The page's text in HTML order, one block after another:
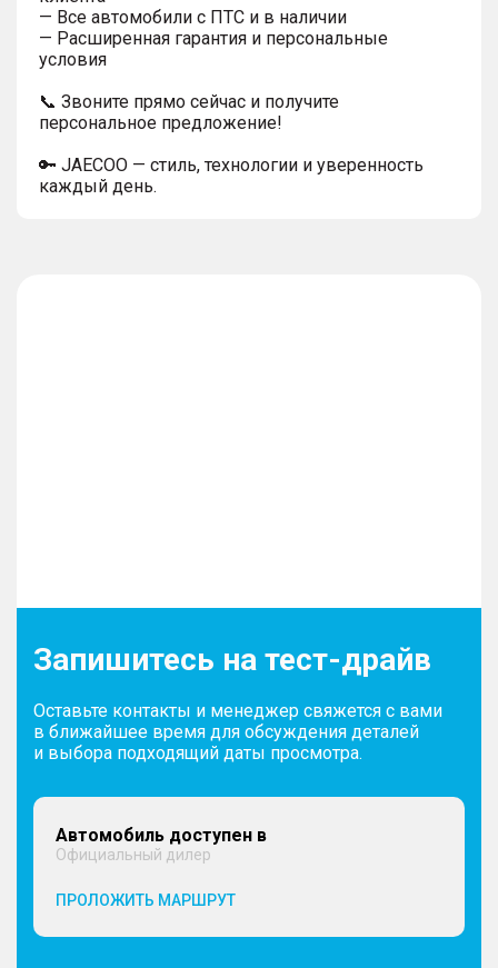
— Все автомобили с ПТС и в наличии
— Расширенная гарантия и персональные
условия
📞 Звоните прямо сейчас и получите
персональное предложение!
🔑 JAECOO — стиль, технологии и уверенность
каждый день.
Запишитесь на тест-драйв
Оставьте контакты и менеджер свяжется с вами
в ближайшее время для обсуждения деталей
и выбора подходящий даты просмотра.
Автомобиль доступен в
Официальный дилер
ПРОЛОЖИТЬ МАРШРУТ